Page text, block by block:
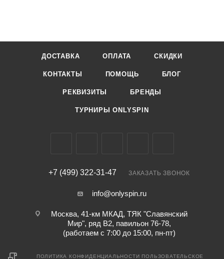
ДОСТАВКА ОПЛАТА СКИДКИ
КОНТАКТЫ ПОМОЩЬ БЛОГ
РЕКВИЗИТЫ БРЕНДЫ
ТУРНИРЫ ONLYSPIN
+7 (499) 322-31-47 ЗАКАЗАТЬ ЗВОНОК
info@onlyspin.ru
Москва, 41-км МКАД, ТЯК "Славянский
Мир", ряд В2, павильон 76-78,
(работаем с 7:00 до 15:00, пн-пт)
ПОЛИТИКА КОНФИДЕНЦИАЛЬНОСТИ ПОЛЬЗОВАТЕЛЬСКОЕ